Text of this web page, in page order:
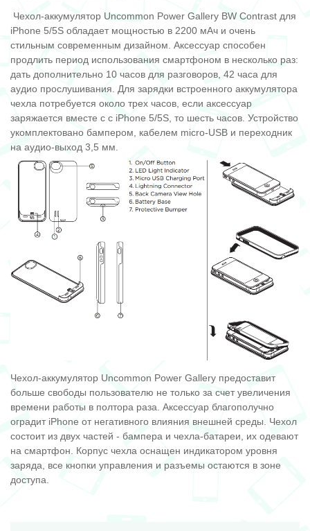
Чехол-аккумулятор Uncommon Power Gallery BW Contrast для
iPhone 5/5S обладает мощностью в 2200 мАч и очень
стильным современным дизайном. Аксессуар способен
продлить период использования смартфоном в несколько раз:
дать дополнительно 10 часов для разговоров, 42 часа для
аудио прослушивания. Для зарядки встроенного аккумулятора
чехла потребуется около трех часов, если аксессуар
заряжается вместе с с iPhone 5/5S, то шесть часов. Устройство
укомплектовано бампером, кабелем micro-USB и переходник
на аудио-выход 3,5 мм.
Чехол-аккумулятор Uncommon Power Gallery предоставит
больше свободы пользователю не только за счет увеличения
времени работы в полтора раза. Аксессуар благополучно
оградит iPhone от негативного влияния внешней среды. Чехол
состоит из двух частей - бампера и чехла-батареи, их одевают
на смартфон. Корпус чехла оснащен индикатором уровня
заряда, все кнопки управления и разъемы остаются в зоне
доступа.